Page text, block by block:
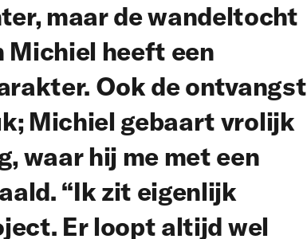
maar de wandeltocht
Michiel heeft een
Ook de ontvangst
Michiel gebaart vrolijk
waar hij me met een
“Ik zit eigenlijk
Er loopt altijd wel